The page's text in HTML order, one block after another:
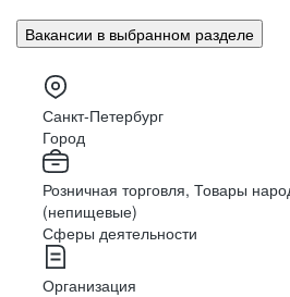
СИБИРСКИЙ ОКРУГ
ТВЕРЬ
МАЙКОП
ГОРНО-АЛТАЙСК
БАРНАУЛ
БЛАГОВЕЩЕНСК (АМУРСКАЯ
АРХАНГЕЛЬСК
АСТРАХАНЬ
БЕЛГОРОД
Вакансии в выбранном разделе
Санкт-Петербург
Город
Розничная торговля, Товары
(непищевые)
Сферы деятельности
Организация